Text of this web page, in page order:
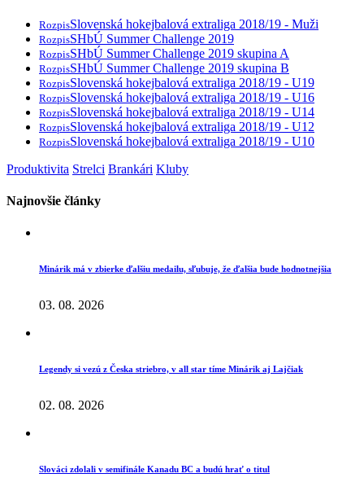
RozpisSlovenská hokejbalová extraliga 2018/19 - Muži
RozpisSHbÚ Summer Challenge 2019
RozpisSHbÚ Summer Challenge 2019 skupina A
RozpisSHbÚ Summer Challenge 2019 skupina B
RozpisSlovenská hokejbalová extraliga 2018/19 - U19
RozpisSlovenská hokejbalová extraliga 2018/19 - U16
RozpisSlovenská hokejbalová extraliga 2018/19 - U14
RozpisSlovenská hokejbalová extraliga 2018/19 - U12
RozpisSlovenská hokejbalová extraliga 2018/19 - U10
Produktivita Strelci Brankári Kluby
Najnovšie články
Minárik má v zbierke ďalšiu medailu, sľubuje, že ďalšia bude hodnotnejšia
03. 08. 2026
Legendy si vezú z Česka striebro, v all star tíme Minárik aj Lajčiak
02. 08. 2026
Slováci zdolali v semifinále Kanadu BC a budú hrať o titul